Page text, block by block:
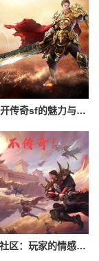
带你领略新开传奇sf的魅力与特色
传奇sf游戏社区：玩家的情感与归属